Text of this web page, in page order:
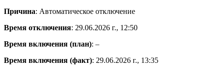
Причина: Автоматическое отключение
Время отключения: 29.06.2026 г., 12:50
Время включения (план): –
Время включения (факт): 29.06.2026 г., 13:35